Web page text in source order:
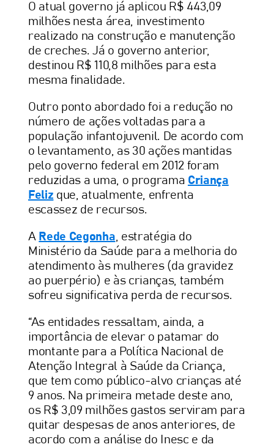
O atual governo já aplicou R$ 443,09
milhões nesta área, investimento
realizado na construção e manutenção
de creches. Já o governo anterior,
destinou R$ 110,8 milhões para esta
mesma finalidade.
Outro ponto abordado foi a redução no
número de ações voltadas para a
população infantojuvenil. De acordo com
o levantamento, as 30 ações mantidas
pelo governo federal em 2012 foram
reduzidas a uma, o programa Criança
Feliz que, atualmente, enfrenta
escassez de recursos.
A Rede Cegonha, estratégia do
Ministério da Saúde para a melhoria do
atendimento às mulheres (da gravidez
ao puerpério) e às crianças, também
sofreu significativa perda de recursos.
“As entidades ressaltam, ainda, a
importância de elevar o patamar do
montante para a Política Nacional de
Atenção Integral à Saúde da Criança,
que tem como público-alvo crianças até
9 anos. Na primeira metade deste ano,
os R$ 3,09 milhões gastos serviram para
quitar despesas de anos anteriores, de
acordo com a análise do Inesc e da